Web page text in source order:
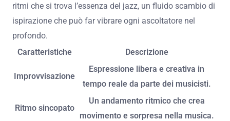
ritmi che si trova l’essenza del jazz, un fluido scambio di
ispirazione che può far vibrare ogni ascoltatore nel
profondo.
Caratteristiche
Descrizione
Improvvisazione
Espressione libera e creativa in
tempo reale da parte dei musicisti.
Ritmo sincopato
Un andamento ritmico che crea
movimento e sorpresa nella musica.